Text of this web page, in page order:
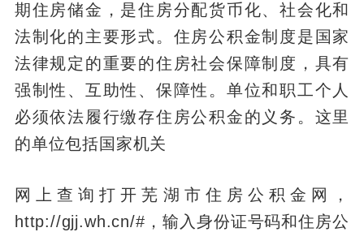
期住房储金，是住房分配货币化、社会化和
法制化的主要形式。住房公积金制度是国家
法律规定的重要的住房社会保障制度，具有
强制性、互助性、保障性。单位和职工个人
必须依法履行缴存住房公积金的义务。这里
的单位包括国家机关
网上查询打开芜湖市住房公积金网，
http://gjj.wh.cn/#，输入身份证号码和住房公